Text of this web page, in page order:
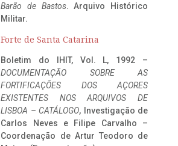
Barão de Bastos. Arquivo Histórico
Militar.
Forte de Santa Catarina
Boletim do IHIT, Vol. L, 1992 –
DOCUMENTAÇÃO SOBRE AS
FORTIFICAÇÕES DOS AÇORES
EXISTENTES NOS ARQUIVOS DE
LISBOA – CATÁLOGO, Investigação de
Carlos Neves e Filipe Carvalho –
Coordenação de Artur Teodoro de